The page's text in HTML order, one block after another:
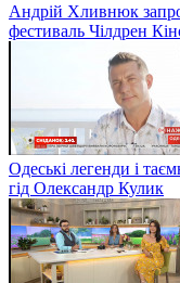
Андрій Хливнюк
фестиваль Чілдрен
Одеські легенди і
гід Олександр Кулик